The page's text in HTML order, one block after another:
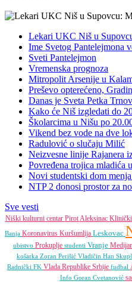
Lekari UKC Niš u
Ime Svetog Pantelejmona
Sveti Pantelejmon
Vremenska prognoza
Mitropolit Arsenije u
Preševo opterećeno,
Danas je Sveta Petka
Kako će Niš izgledati do
Školarcima u Nišu po
Vikend bez vode na dve
Radulović o slučaju Milić
Neizvesne linije Rajanera
Povređena trojica mladića
Novi studentski dom
NTP 2 donosi prostor za
Sve vesti
Niški kulturni centar PirotAleksinac Klinički
Banja Koronavirus Kuršumlija Leskovac
ubistvo Prokuplje studenti Vranje
košarka Zoran Perišić Vladičin Han
Radnički FK Vlada Republike Srbije fudbal
Info Goran Cvetanović